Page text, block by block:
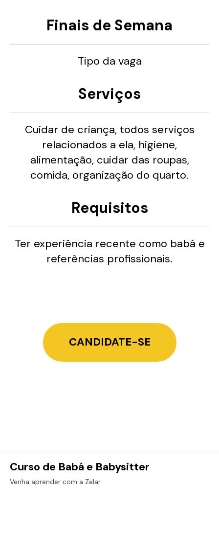
Finais de Semana
Tipo da vaga
Serviços
Cuidar de criança, todos serviços
relacionados a ela, higiene,
alimentação, cuidar das roupas,
comida, organização do quarto.
Requisitos
Ter experiência recente como babá e
referências profissionais.
CANDIDATE-SE
Curso de Babá e Babysitter
Venha aprender com a Zelar.